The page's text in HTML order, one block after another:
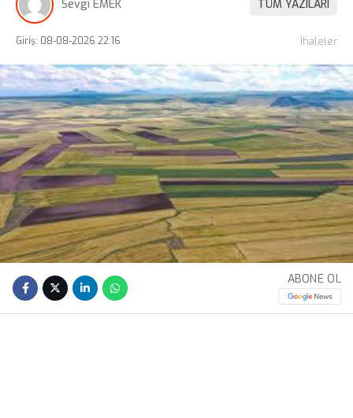
Sevgi EMEK TÜM YAZILARI
Giriş: 08-08-2026 22:16 İhaleler
ABONE OL